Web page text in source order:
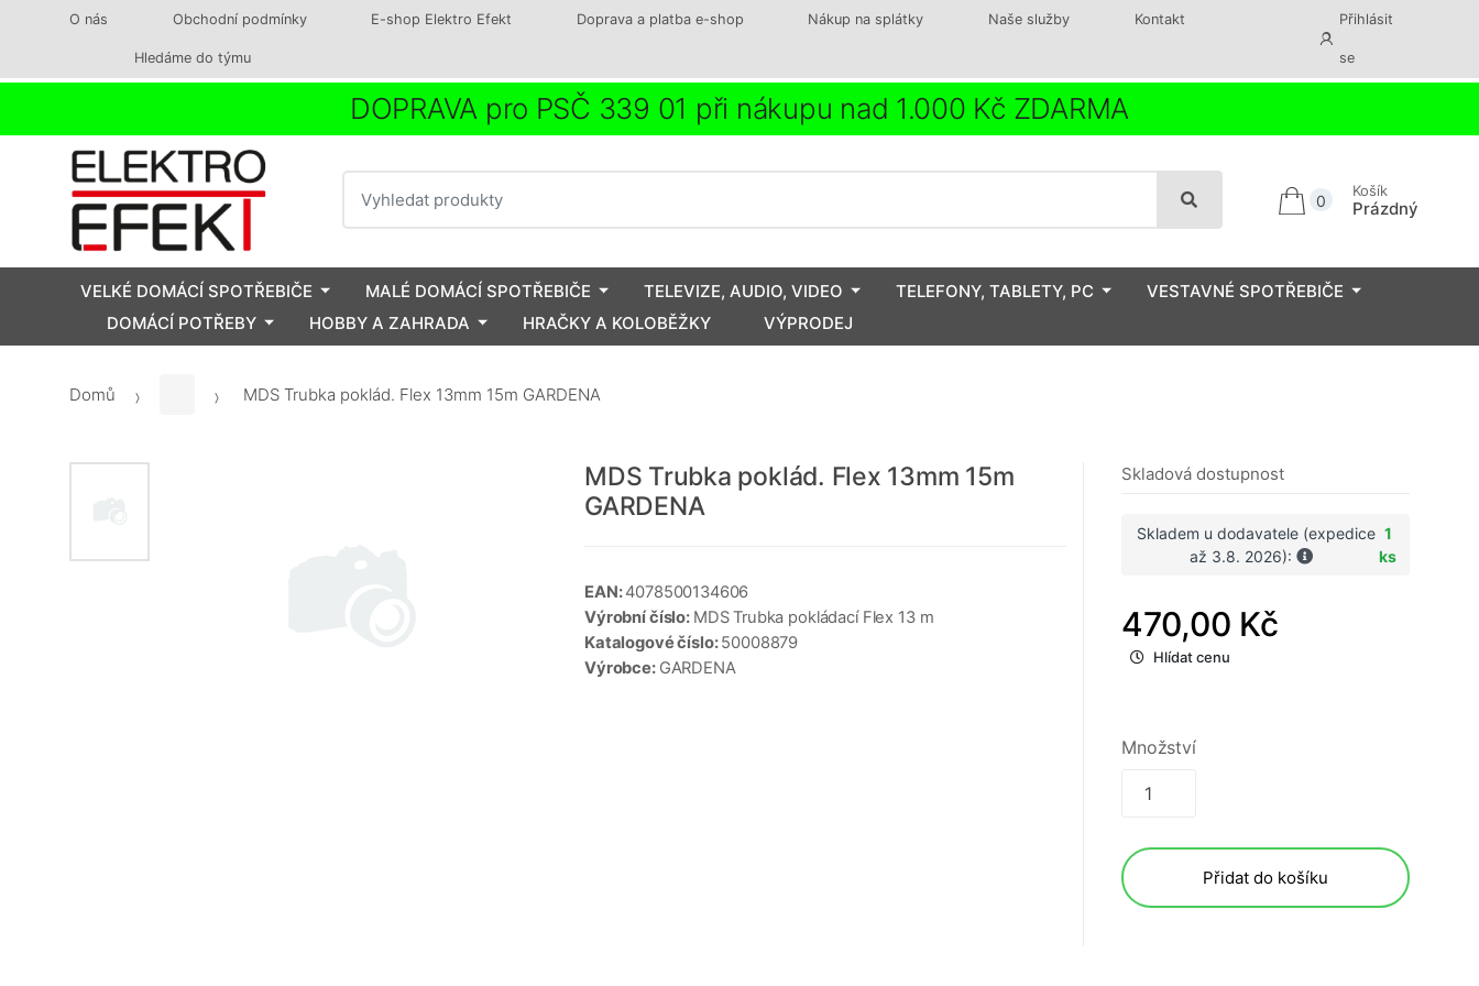
O nás Obchodní podmínky E-shop Elektro Efekt Doprava a platba e-shop Nákup na splátky Naše služby Kontakt
Hledáme do týmu
Přihlásit
se
DOPRAVA pro PSČ 339 01 při nákupu nad 1.000 Kč ZDARMA
0
Košík
Prázdný
VELKÉ DOMÁCÍ SPOTŘEBIČE MALÉ DOMÁCÍ SPOTŘEBIČE TELEVIZE, AUDIO, VIDEO TELEFONY, TABLETY, PC
VESTAVNÉ SPOTŘEBIČE
DOMÁCÍ POTŘEBY
HOBBY A ZAHRADA HRAČKY A KOLOBĚŽKY VÝPRODEJ
Domů MDS Trubka poklád. Flex 13mm 15m GARDENA
MDS Trubka poklád. Flex 13mm 15m
GARDENA
EAN:4078500134606
Výrobní číslo: MDS Trubka pokládací Flex 13 m
Katalogové číslo:50008879
Výrobce: GARDENA
Skladová dostupnost
Skladem u dodavatele (expedice
až 3.8. 2026):
1
ks
470,00 Kč
Hlídat cenu
Množství
Přidat do košíku